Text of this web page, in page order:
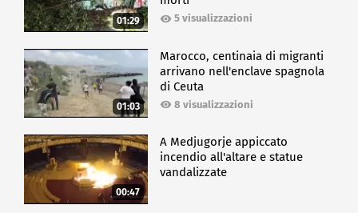
01:29 5 visualizzazioni
01:03
Marocco, centinaia di migranti
arrivano nell'enclave spagnola
di Ceuta
8 visualizzazioni
00:47
A Medjugorje appiccato
incendio all'altare e statue
vandalizzate